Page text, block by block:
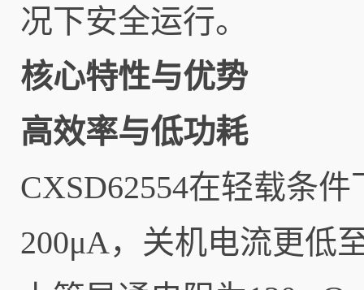
况下安全运行。
核心特性与优势
高效率与低功耗
CXSD62554在轻载条
200μA，关机电流更低